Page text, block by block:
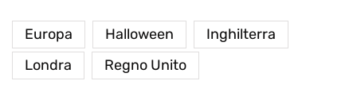
Europa Halloween
Inghilterra
Londra
Regno Unito